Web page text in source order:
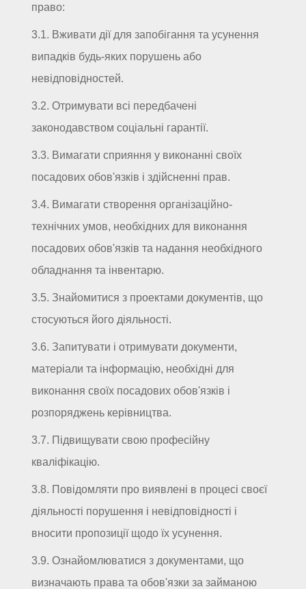
право:
3.1. Вживати дії для запобігання та усунення
випадків будь-яких порушень або
невідповідностей.
3.2. Отримувати всі передбачені
законодавством соціальні гарантії.
3.3. Вимагати сприяння у виконанні своїх
посадових обов'язків і здійсненні прав.
3.4. Вимагати створення організаційно-
технічних умов, необхідних для виконання
посадових обов'язків та надання необхідного
обладнання та інвентарю.
3.5. Знайомитися з проектами документів, що
стосуються його діяльності.
3.6. Запитувати і отримувати документи,
матеріали та інформацію, необхідні для
виконання своїх посадових обов'язків і
розпоряджень керівництва.
3.7. Підвищувати свою професійну
кваліфікацію.
3.8. Повідомляти про виявлені в процесі своєї
діяльності порушення і невідповідності і
вносити пропозиції щодо їх усунення.
3.9. Ознайомлюватися з документами, що
визначають права та обов'язки за займаною